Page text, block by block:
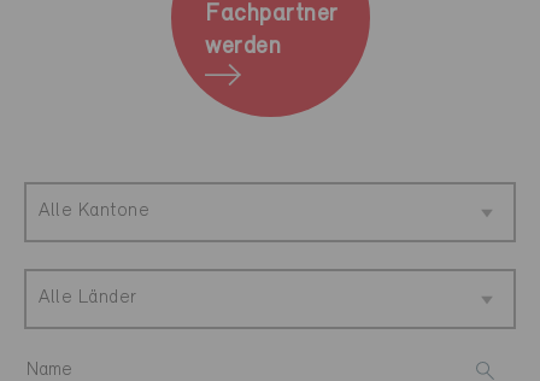
Fachpartner
werden
Alle Kantone
Alle Länder